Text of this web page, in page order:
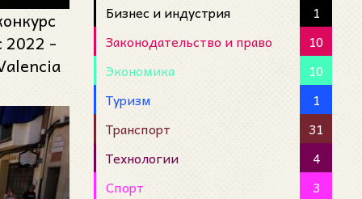
2022 -
Бизнес и индустрия
1
Законодательство и право
10
Экономика
10
Туризм
1
Транспорт
31
Технологии
4
Спорт
3